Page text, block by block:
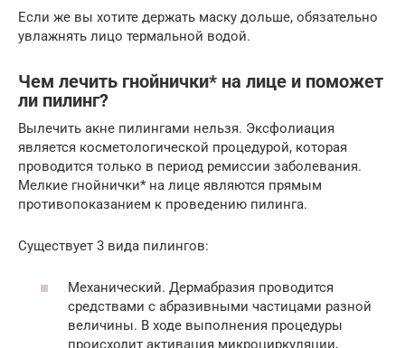
Если же вы хотите держать маску дольше, обязательно
увлажнять лицо термальной водой.
Чем лечить гнойнички* на лице и поможет
ли пилинг?
Вылечить акне пилингами нельзя. Эксфолиация
является косметологической процедурой, которая
проводится только в период ремиссии заболевания.
Мелкие гнойнички* на лице являются прямым
противопоказанием к проведению пилинга.
Существует 3 вида пилингов:
Механический. Дермабразия проводится
средствами с абразивными частицами разной
величины. В ходе выполнения процедуры
происходит активация микроциркуляции,